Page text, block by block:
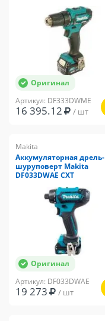
Оригинал
Артикул: DF333DWME
16 395.12 / шт
Makita
Аккумуляторная дрель-
шуруповерт Makita
DF033DWAE CXT
Оригинал
Артикул: DF033DWAE
19 273 / шт